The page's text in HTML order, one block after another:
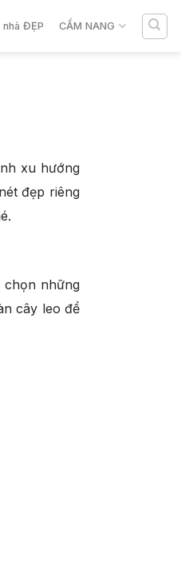
nhà ĐẸP CẨM NANG
xu hướng
đẹp riêng
những
cây leo để